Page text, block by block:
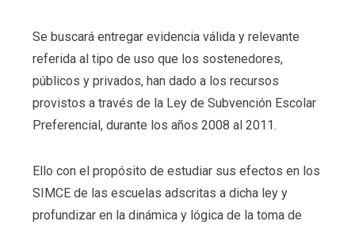
Se buscará entregar evidencia válida y relevante
referida al tipo de uso que los sostenedores,
públicos y privados, han dado a los recursos
provistos a través de la Ley de Subvención Escolar
Preferencial, durante los años 2008 al 2011.
Ello con el propósito de estudiar sus efectos en los
SIMCE de las escuelas adscritas a dicha ley y
profundizar en la dinámica y lógica de la toma de